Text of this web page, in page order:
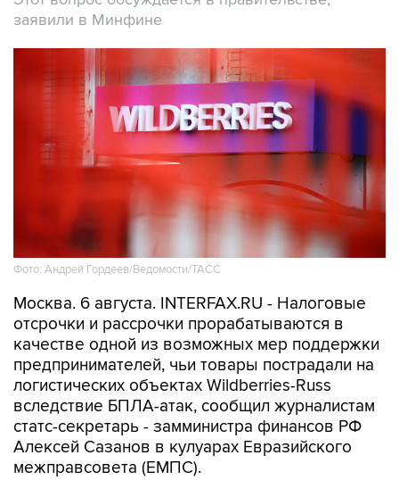
заявили в Минфине
Фото: Андрей Гордеев/Ведомости/ТАСС
Москва. 6 августа. INTERFAX.RU - Налоговые
отсрочки и рассрочки прорабатываются в
качестве одной из возможных мер поддержки
предпринимателей, чьи товары пострадали на
логистических объектах Wildberries-Russ
вследствие БПЛА-атак, сообщил журналистам
статс-секретарь - замминистра финансов РФ
Алексей Сазанов в кулуарах Евразийского
межправсовета (ЕМПС).